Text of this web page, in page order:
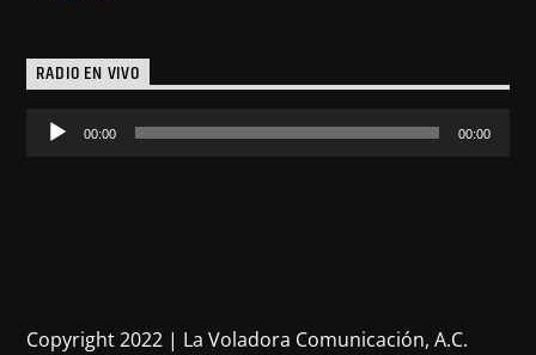
RADIO EN VIVO
Reproductor
00:00 00:00
Copyright 2022 | La Voladora Comunicación, A.C.